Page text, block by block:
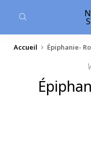
principal
Accueil Épiphanie-